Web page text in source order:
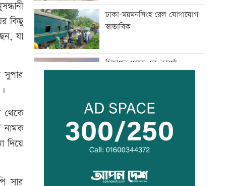
কিছু
যা
সুপার
থেকে
নামক
দিয়ে
সার
ঢাকা-ময়মনসিংহ রেল যোগাযোগ
স্বাভাবিক
সিঙ্গাপুর থেকে এক কার্গো
মান্দায় ২৯৬ বোতলসহ দুই মাদক
কারবারি আটক
অপপ্রচারের বিরুদ্ধে সতর্ক করল